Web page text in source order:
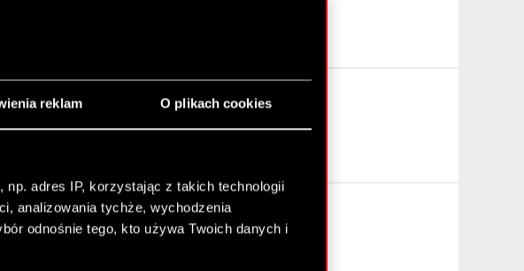
reklam O plikach cookies
np. adres IP, korzystając z takich technologii
analizowania tychże, wychodzenia
odnośnie tego, kto używa Twoich danych i